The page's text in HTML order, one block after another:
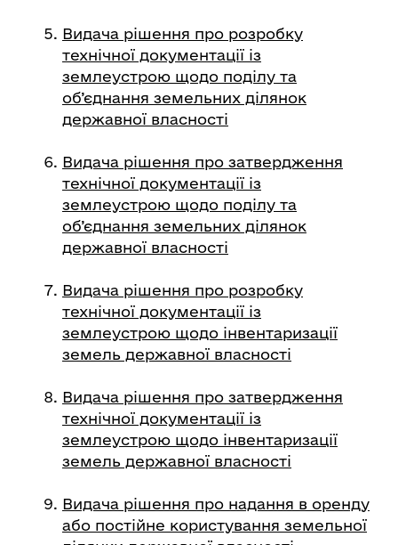
Видача рішення про розробку
технічної документації із
землеустрою щодо поділу та
об’єднання земельних ділянок
державної власності
Видача рішення про затвердження
технічної документації із
землеустрою щодо поділу та
об’єднання земельних ділянок
державної власності
Видача рішення про розробку
технічної документації із
землеустрою щодо інвентаризації
земель державної власності
Видача рішення про затвердження
технічної документації із
землеустрою щодо інвентаризації
земель державної власності
Видача рішення про надання в оренду
або постійне користування земельної